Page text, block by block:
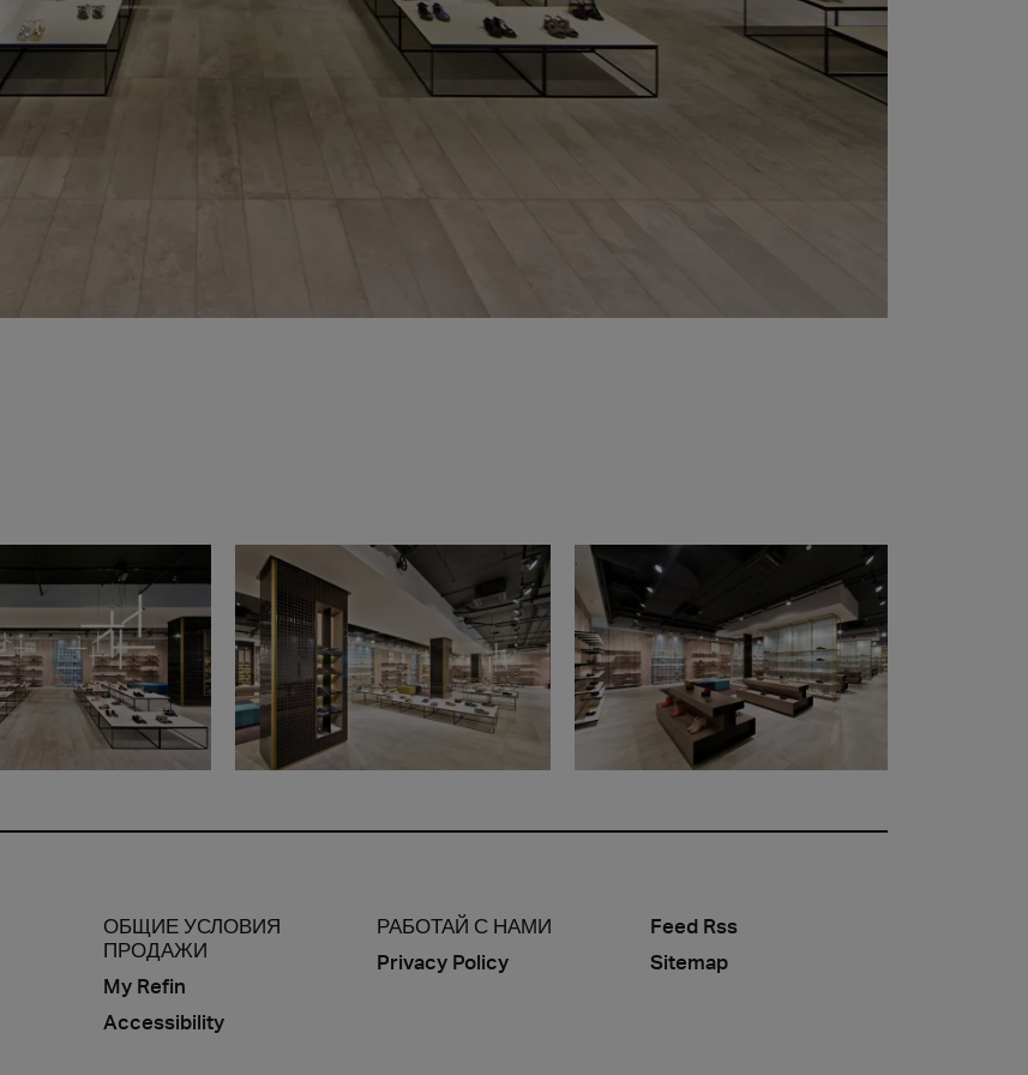
ОБЩИЕ УСЛОВИЯ
ПРОДАЖИ
My Refin
Accessibility
РАБОТАЙ С НАМИ
Privacy Policy
Feed Rss
Sitemap